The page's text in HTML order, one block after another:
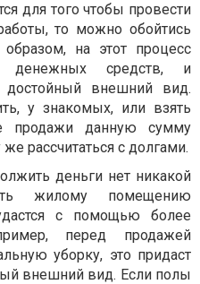
для того чтобы провести
то можно обойтись
на этот процесс
денежных средств, и
достойный внешний вид.
у знакомых, или взять
продажи данную сумму
рассчитаться с долгами.
деньги нет никакой
жилому помещению
с помощью более
перед продажей
уборку, это придаст
внешний вид. Если полы